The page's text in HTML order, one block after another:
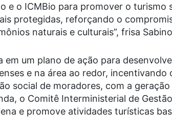
e o ICMBio para promover o turismo
protegidas, reforçando o
naturais e culturais”, frisa
em um plano de ação para
e na área ao redor, incentivando
social de moradores, com a
o Comitê Interministerial de
e promove atividades turísticas